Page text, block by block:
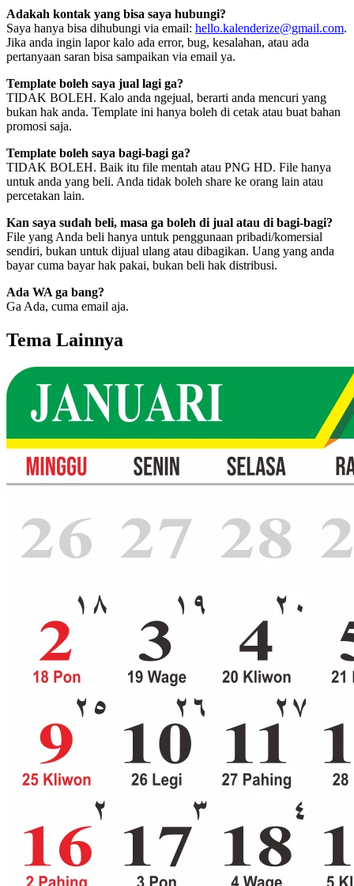
Adakah kontak yang bisa saya hubungi?
Saya hanya bisa dihubungi via email: hello.kalenderize@gmail.com.
Jika anda ingin lapor kalo ada error, bug, kesalahan, atau ada
pertanyaan saran bisa sampaikan via email ya.
Template boleh saya jual lagi ga?
TIDAK BOLEH. Kalo anda ngejual, berarti anda mencuri yang
bukan hak anda. Template ini hanya boleh di cetak atau buat bahan
promosi saja.
Template boleh saya bagi-bagi ga?
TIDAK BOLEH. Baik itu file mentah atau PNG HD. File hanya
untuk anda yang beli. Anda tidak boleh share ke orang lain atau
percetakan lain.
Kan saya sudah beli, masa ga boleh di jual atau di bagi-bagi?
File yang Anda beli hanya untuk penggunaan pribadi/komersial
sendiri, bukan untuk dijual ulang atau dibagikan. Uang yang anda
bayar cuma bayar hak pakai, bukan beli hak distribusi.
Ada WA ga bang?
Ga Ada, cuma email aja.
Tema Lainnya